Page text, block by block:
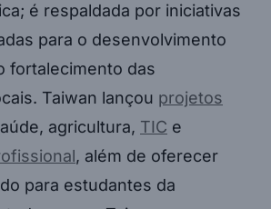
é respaldada por iniciativas
para o desenvolvimento
fortalecimento das
Taiwan lançou projetos
agricultura, TIC e
, além de oferecer
para estudantes da